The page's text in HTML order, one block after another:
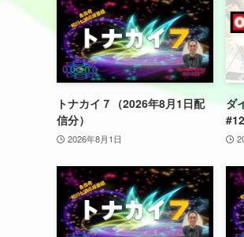
トナカイ７（2026年8月1日配
信分）
2026年8月1日
ダ